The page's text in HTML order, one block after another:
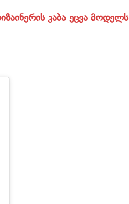
კაბა ეცვა მოდელს